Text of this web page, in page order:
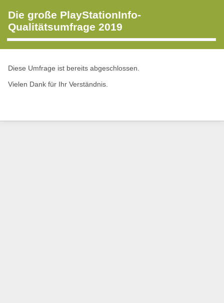
Die große PlayStationInfo-
Qualitätsumfrage 2019
Diese Umfrage ist bereits abgeschlossen.
Vielen Dank für Ihr Verständnis.